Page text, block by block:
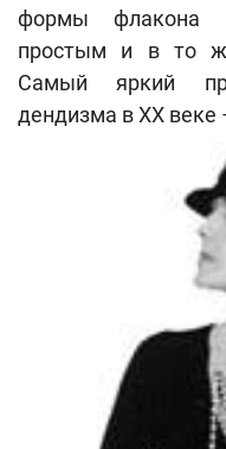
формы флакона
простым и в то
Самый яркий
дендизма в ХХ